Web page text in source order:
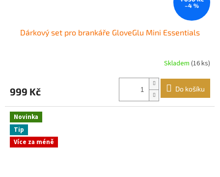
–4 %
Dárkový set pro brankáře GloveGlu Mini Essentials
Skladem (16 ks)
999 Kč Do košíku
Novinka
Tip
Více za méně